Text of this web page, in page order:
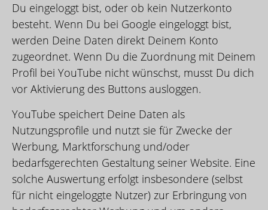
Du eingeloggt bist, oder ob kein Nutzerkonto
besteht. Wenn Du bei Google eingeloggt bist,
werden Deine Daten direkt Deinem Konto
zugeordnet. Wenn Du die Zuordnung mit Deinem
Profil bei YouTube nicht wünschst, musst Du dich
vor Aktivierung des Buttons ausloggen.
YouTube speichert Deine Daten als
Nutzungsprofile und nutzt sie für Zwecke der
Werbung, Marktforschung und/oder
bedarfsgerechten Gestaltung seiner Website. Eine
solche Auswertung erfolgt insbesondere (selbst
für nicht eingeloggte Nutzer) zur Erbringung von